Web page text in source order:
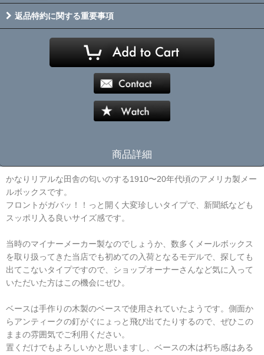
返品特約に関する重要事項
商品詳細
かなりリアルな田舎の匂いのする1910〜20年代頃のアメリカ製メー
ルボックスです。
フロントがガバッ！！っと開く大変珍しいタイプで、新聞紙なども
スッポリ入る良いサイズ感です。
当時のマイナーメーカー製なのでしょうか、数多くメールボックス
を取り扱ってきた当店でも初めての入荷となるモデルで、探しても
出てこないタイプですので、ショップオーナーさんなど気に入って
いただいた方はこの機会にぜひ。
ベースは手作りの木製のベースで使用されていたようです。側面か
らアンティークの釘がぐにょっと飛び出てたりするので、ぜひこの
ままの雰囲気でご利用ください。
置くだけでもよろしいかと思いますし、ベースの木は朽ち感はある